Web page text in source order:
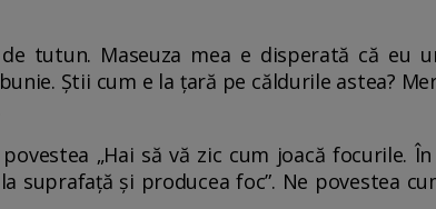
tutun. Maseuza mea e disperată că eu
Știi cum e la țară pe căldurile astea?
„Hai să vă zic cum joacă focurile.
suprafață și producea foc”. Ne povestea